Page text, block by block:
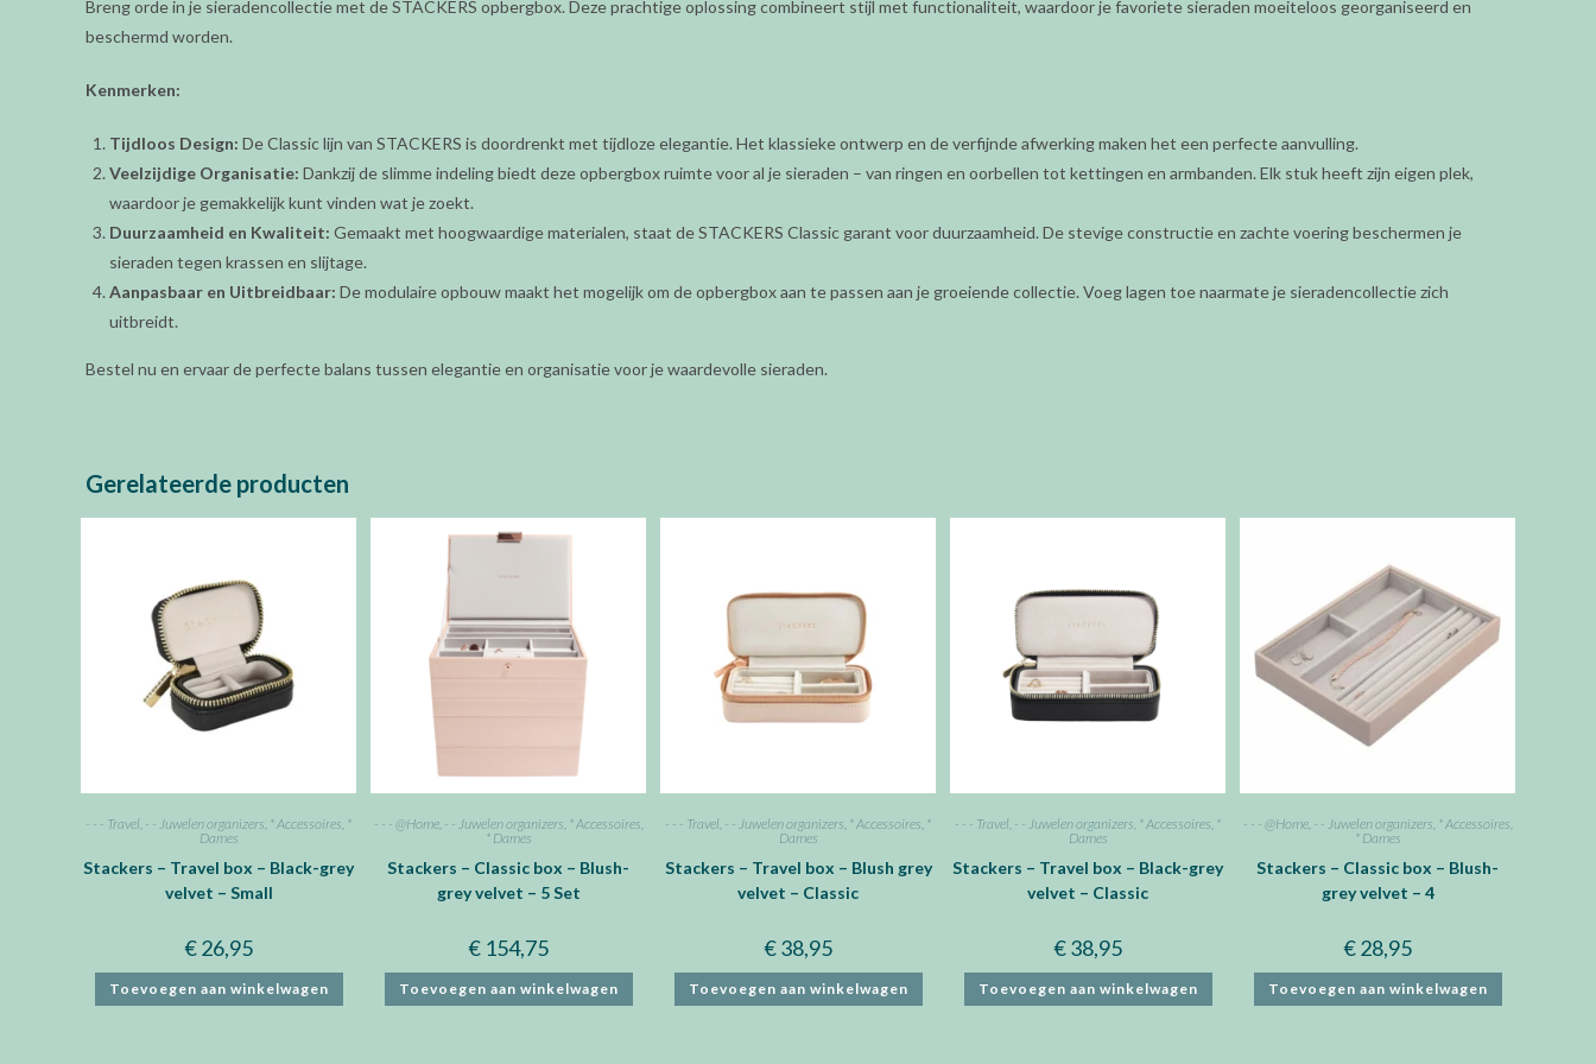
Breng orde in je sieradencollectie met de STACKERS opbergbox. Deze prachtige oplossing combineert stijl met functionaliteit, waardoor je favoriete sieraden moeiteloos georganiseerd en
beschermd worden.
Kenmerken:
Tijdloos Design: De Classic lijn van STACKERS is doordrenkt met tijdloze elegantie. Het klassieke ontwerp en de verfijnde afwerking maken het een perfecte aanvulling.
Veelzijdige Organisatie: Dankzij de slimme indeling biedt deze opbergbox ruimte voor al je sieraden – van ringen en oorbellen tot kettingen en armbanden. Elk stuk heeft zijn eigen plek,
waardoor je gemakkelijk kunt vinden wat je zoekt.
Duurzaamheid en Kwaliteit: Gemaakt met hoogwaardige materialen, staat de STACKERS Classic garant voor duurzaamheid. De stevige constructie en zachte voering beschermen je
sieraden tegen krassen en slijtage.
Aanpasbaar en Uitbreidbaar: De modulaire opbouw maakt het mogelijk om de opbergbox aan te passen aan je groeiende collectie. Voeg lagen toe naarmate je sieradencollectie zich
uitbreidt.
Bestel nu en ervaar de perfecte balans tussen elegantie en organisatie voor je waardevolle sieraden.
Gerelateerde producten
- - - Travel - - Juwelen organizers * Accessoires *
Dames
Stackers – Travel box – Black-grey
velvet – Small
€26,95
Toevoegen aan winkelwagen
- - - @Home, - - Juwelen organizers * Accessoires
* Dames
Stackers – Classic box – Blush-
grey velvet – 5 Set
€ 154,75
Toevoegen aan winkelwagen
- - - Travel - - Juwelen organizers * Accessoires *
Dames
Stackers – Travel box – Blush grey
velvet – Classic
€38,95
Toevoegen aan winkelwagen
- - - Travel - - Juwelen organizers * Accessoires *
Dames
Stackers – Travel box – Black-grey
velvet – Classic
€38,95
Toevoegen aan winkelwagen
- - - @Home, - - Juwelen organizers * Accessoires
* Dames
Stackers – Classic box – Blush-
grey velvet – 4
€28,95
Toevoegen aan winkelwagen